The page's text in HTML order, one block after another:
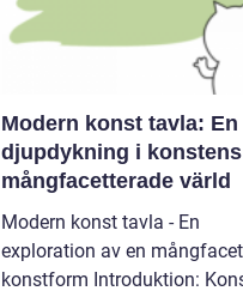
Modern konst tavla: En
djupdykning i konstens
mångfacetterade värld
Modern konst tavla - En
exploration av en
konstform Introduktion: Konsten